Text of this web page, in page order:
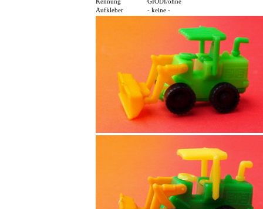
Kennung
GIODI/ohne
Aufkleber
- keine -